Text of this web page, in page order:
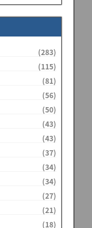
(283)
(115)
(81)
(56)
(50)
(43)
(43)
(37)
(34)
(34)
(27)
(21)
(18)